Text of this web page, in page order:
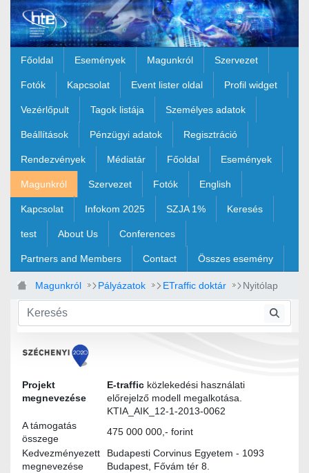
Ugrás a fő tartalomhoz
Főoldal Események Magunkról Szervezet
Fotók Kapcsolat Event lister oldal Profil widget
Vezérlőpult Tagok listája Személyes adatok
Beállítások Pénzügyi adatok Regisztráció
Rendezvények Médiatár Főoldal Események
Magunkról Szervezet Fotók English
Kapcsolat Infokom 2025 SZJA 1% Keresés
test About Us Conferences
Partners and Members Contact Összes esemény
Magunkról Pályázatok ETraffic doktár Nyitólap
Projekt
megnevezése
E-traffic közlekedési használati
előrejelző modell megalkotása.
KTIA_AIK_12-1-2013-0062
A támogatás
összege
475 000 000,- forint
Kedvezményezett
megnevezése
Budapesti Corvinus Egyetem - 1093
Budapest, Fővám tér 8.